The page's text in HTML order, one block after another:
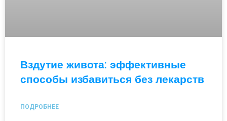
Вздутие живота: эффективные
способы избавиться без лекарств
ПОДРОБНЕЕ